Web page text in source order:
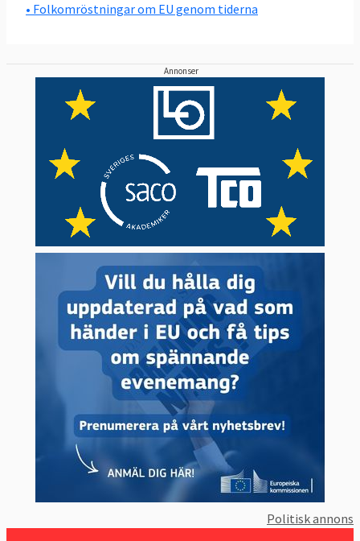
• Folkomröstningar om EU genom tiderna
Annonser
Politisk annons